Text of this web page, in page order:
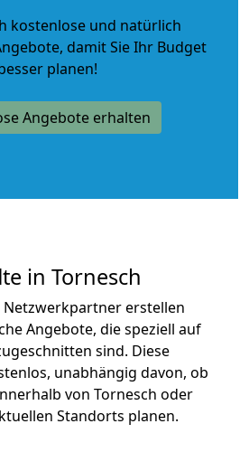
kostenlose und natürlich
, damit Sie Ihr Budget
planen!
Angebote erhalten
in Tornesch
erstellen
Angebote, die speziell auf
sind. Diese
unabhängig davon, ob
von Tornesch oder
Standorts planen.